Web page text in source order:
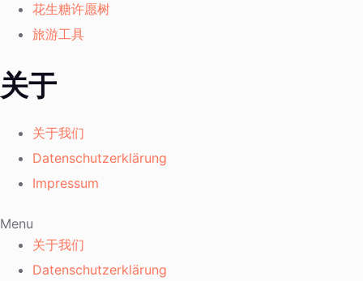
花生糖许愿树
旅游工具
关于
关于我们
Datenschutzerklärung
Impressum
Menu
关于我们
Datenschutzerklärung